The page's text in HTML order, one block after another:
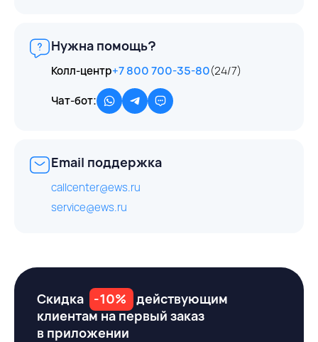
Нужна помощь?
Колл-центр+7 800 700-35-80(24/7)
Чат-бот:
Email поддержка
callcenter@ews.ru
service@ews.ru
Скидка -10%
действующим
клиентам на первый заказ
в приложении